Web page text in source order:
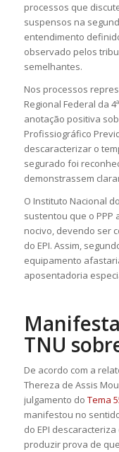
processos que
suspensos na
entendimento
observado pelos
semelhantes.
Nos processos
Regional Federal da
anotação positiva
Profissiográfico
descaracterizar o
segurado foi
demonstrassem
O Instituto Nacional
sustentou que o PPP
nocivo, devendo ser
do EPI. Assim,
equipamento
aposentadoria
TNU
De acordo com a
Thereza de Assis
julgamento do Tema
manifestou no
do EPI
produzir prova de